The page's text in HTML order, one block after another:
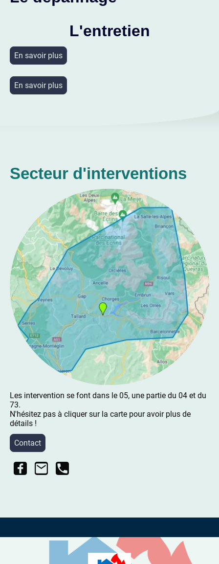
L'entretien
En savoir plus
En savoir plus
Secteur d'interventions
Les intervention se font dans le 05, une partie du 04 et du
73.
N'hésitez pas à cliquer sur la carte pour avoir plus de
détails !
Contact